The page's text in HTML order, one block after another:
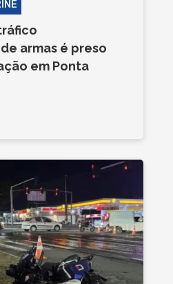
armas é preso
em Ponta